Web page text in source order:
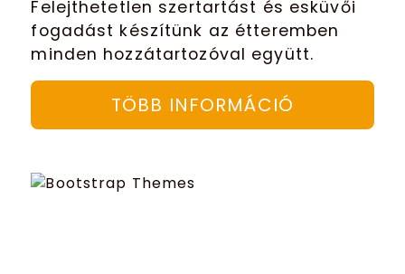
Felejthetetlen szertartást és esküvői
fogadást készítünk az étteremben
minden hozzátartozóval együtt.
TÖBB INFORMÁCIÓ